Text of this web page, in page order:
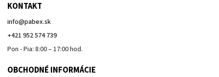
KONTAKT
info@pabex.sk
+421 952 574 739
Pon - Pia: 8:00 – 17:00 hod.
OBCHODNÉ INFORMÁCIE